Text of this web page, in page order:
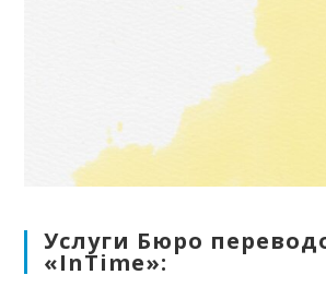
Услуги Бюро
«InTime»: